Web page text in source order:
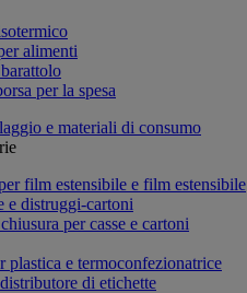
alimenti
per la spesa
e materiali di consumo
film estensibile e film estensibile
e distruggi-cartoni
per casse e cartoni
plastica e termoconfezionatrice
di etichette